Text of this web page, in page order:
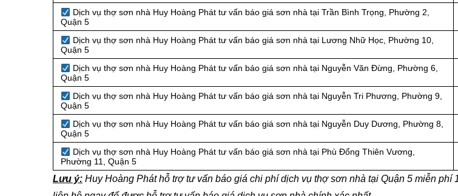
Dịch vụ thợ sơn nhà Huy Hoàng Phát tư vấn báo giá sơn nhà tại Trần Bình Trọng, Phường 2,
Quận 5
Dịch vụ thợ sơn nhà Huy Hoàng Phát tư vấn báo giá sơn nhà tại Lương Nhữ Học, Phường 10,
Quận 5
Dịch vụ thợ sơn nhà Huy Hoàng Phát tư vấn báo giá sơn nhà tại Nguyễn Văn Đừng, Phường 6,
Quận 5
Dịch vụ thợ sơn nhà Huy Hoàng Phát tư vấn báo giá sơn nhà tại Nguyễn Tri Phương, Phường 9,
Quận 5
Dịch vụ thợ sơn nhà Huy Hoàng Phát tư vấn báo giá sơn nhà tại Nguyễn Duy Dương, Phường 8,
Quận 5
Dịch vụ thợ sơn nhà Huy Hoàng Phát tư vấn báo giá sơn nhà tại Phù Đổng Thiên Vương,
Phường 11, Quận 5
Lưu ý: Huy Hoàng Phát hỗ trợ tư vấn báo giá chi phí dịch vụ thợ sơn nhà tại Quận 5 miễn phí